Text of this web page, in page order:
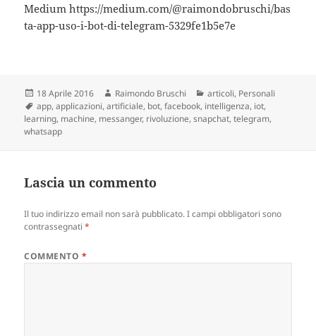
Medium https://medium.com/@raimondobruschi/bas
ta-app-uso-i-bot-di-telegram-5329fe1b5e7e
Scritto
il
18 Aprile 2016 Autore
Raimondo Bruschi Categorie
articoli, Personali
Tag
app,applicazioni,artificiale, bot,facebook, intelligenza, iot,
learning, machine, messanger, rivoluzione,snapchat,telegram,
whatsapp
Lascia un commento
Il tuo indirizzo email non sarà pubblicato. I campi obbligatori sono
contrassegnati*
COMMENTO *